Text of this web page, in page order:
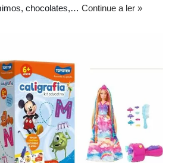
chocolates,… Continue a ler »